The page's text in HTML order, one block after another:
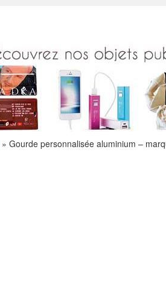
» Gourde personnalisée aluminium –